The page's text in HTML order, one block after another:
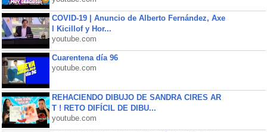
COVID-19 | Anuncio de Alberto Fernández, Axe
l Kicillof y Hor...
youtube.com
Cuarentena día 96
youtube.com
REHACIENDO DIBUJO DE SANDRA CIRES AR
T ! RETO DIFÍCIL DE DIBU...
youtube.com